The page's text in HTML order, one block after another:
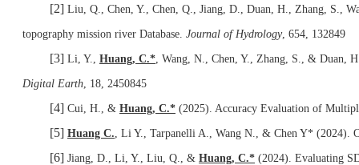
[2] Liu, Q., Chen, Y., Chen, Q., Jiang, D., Duan, H., Zhang, S.,
topography mission river Database. Journal of Hydrology, 654, 132849
[3] Li, Y., Huang, C.* , Wang, N., Chen, Y., Zhang, S., & Duan,
Digital Earth , 18, 2450845
[4] Cui, H., & Huang, C.* (2025). Accuracy Evaluation of
[5] Huang C. , Li Y., Tarpanelli A., Wang N., & Chen Y* (2024).
[6] Jiang, D., Li, Y., Liu, Q., & Huang, C.* (2024). Evaluating